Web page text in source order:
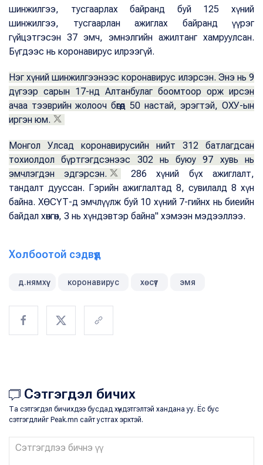
шинжилгээ, тусгаарлах байранд буй 125 хүний
шинжилгээ, тусгаарлан ажиглах байранд үүрэг
гүйцэтгэсэн 37 эмч, эмнэлгийн ажилтанг хамруулсан.
Бүгдээс нь коронавирус илрээгүй.
Нэг хүний шинжилгээнээс коронавирус илэрсэн. Энэ нь 9
дүгээр сарын 17-нд Алтанбулаг боомтоор орж ирсэн
ачаа тээврийн жолооч бөгөөд 50 настай, эрэгтэй, ОХУ-ын
иргэн юм.
Монгол Улсад коронавирусийн нийт 312 батлагдсан
тохиолдол бүртгэгдсэнээс 302 нь буюу 97 хувь нь
эмчлэгдэн эдгэрсэн.
286 хүний бүх ажиглалт,
тандалт дууссан. Гэрийн ажиглалтад 8, сувилалд 8 хүн
байна. ХӨСҮТ-д эмчлүүлж буй 10 хүний 7-гийнх нь биеийн
байдал хөнгөн, 3 нь хүндэвтэр байна" хэмээн мэдээллээ.
Холбоотой сэдвүүд
д.нямхүү коронавирус хөсүт эмя
Сэтгэгдэл бичих
Та сэтгэгдэл бичихдээ бусдад хүндэтгэлтэй хандана уу. Ёс бус
сэтгэгдлийг Peak.mn сайт устгах эрхтэй.